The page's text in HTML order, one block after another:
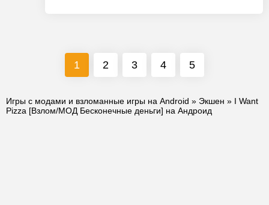
1 2 3 4 5
Игры с модами и взломанные игры на Android » Экшен » I Want
Pizza [Взлом/МОД Бесконечные деньги] на Андроид